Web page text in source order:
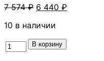
1014
10
7 574₽ Первоначальная
составляла
7
574 ₽.
6 440 ₽Текущая
10 в наличии
Количество
товара
В корзину